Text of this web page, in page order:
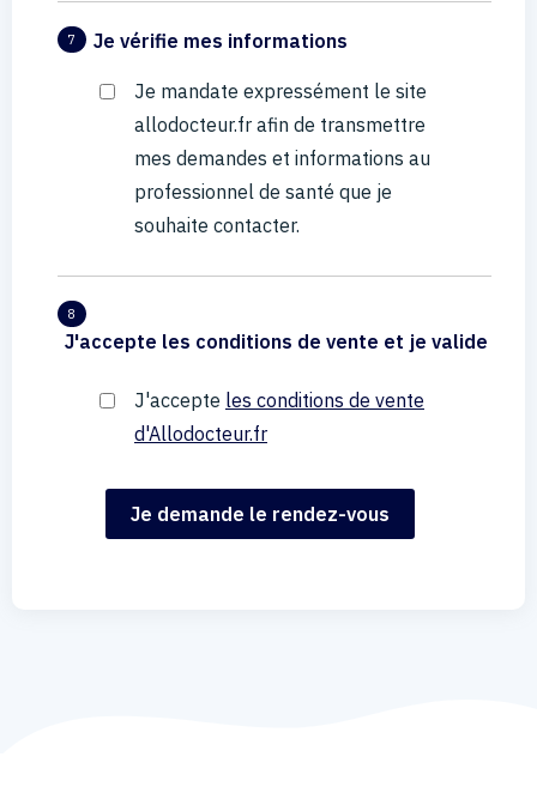
7 Je vérifie mes informations
Je mandate expressément le site
allodocteur.fr afin de transmettre
mes demandes et informations au
professionnel de santé que je
souhaite contacter.
8
J'accepte les conditions de vente et je valide
J'accepte les conditions de vente
d'Allodocteur.fr